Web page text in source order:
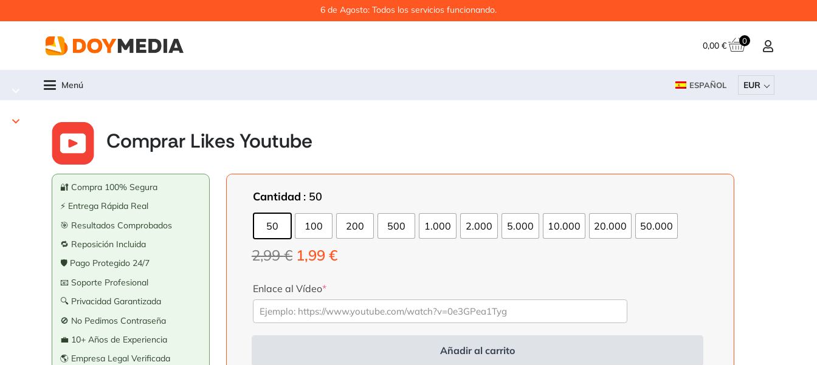
6 de Agosto: Todos los servicios funcionando.
0,00 € 0
Menú ESPAÑOL EUR
Comprar Likes Youtube
🔐 Compra 100% Segura
⚡ Entrega Rápida Real
🎯 Resultados Comprobados
🔁 Reposición Incluida
🛡️ Pago Protegido 24/7
📧 Soporte Profesional
🔍 Privacidad Garantizada
🚫 No Pedimos Contraseña
💼 10+ Años de Experiencia
🌎 Empresa Legal Verificada
Cantidad : 50
50 100 200 500 1.000 2.000 5.000 10.000 20.000 50.000
2,99€ El
original
era:
2,99 €.
1,99 €El
es:
1,99 €.
Enlace al Vídeo*
Añadir al carrito